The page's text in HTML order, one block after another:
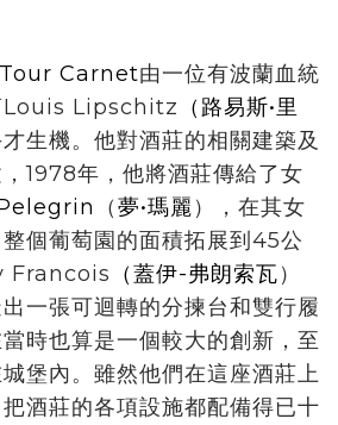
Carnet由一位有波蘭血統
Louis Lipschitz （ 路易斯•里
生機。他對酒莊的相關建築及
1978年，他將酒莊傳給了女
（夢•瑪麗），在其女
個葡萄園的面積拓展到45公
Francois （蓋伊-弗朗索瓦）
一張可迴轉的分揀台和雙行履
時也算是一個較大的創新，至
堡內。雖然他們在這座酒莊上
酒莊的各項設施都配備得已十